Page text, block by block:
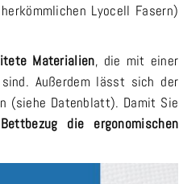
Lyocell Fasern)
Materialien, die mit einer
Außerdem lässt sich der
(siehe Datenblatt). Damit Sie
die ergonomischen